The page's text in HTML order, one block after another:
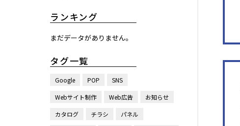
ランキング
まだデータがありません。
タグ一覧
Google POP SNS
Webサイト制作 Web広告 お知らせ
カタログ チラシ パネル